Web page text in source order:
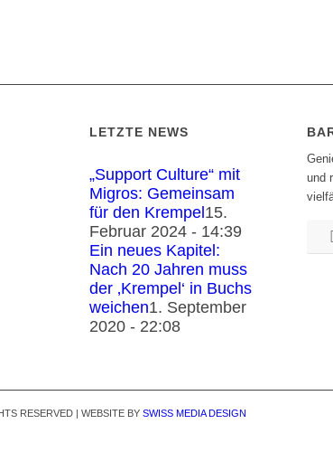
LETZTE NEWS
„Support Culture“ mit
Migros: Gemeinsam
für den Krempel 15.
Februar 2024 - 14:39
Ein neues Kapitel:
Nach 20 Jahren muss
der ‚Krempel‘ in Buchs
weichen1. September
2020 - 22:08
und
RESERVED | WEBSITE BY SWISS MEDIA DESIGN